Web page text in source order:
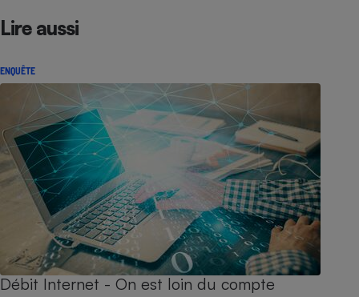
Lire aussi
ENQUÊTE
Débit Internet - On est loin du compte